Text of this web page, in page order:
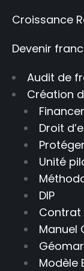
Croissance
Devenir
Audit de
Création
Droit
Unité
DIP
Contrat
Manuel
Modèle